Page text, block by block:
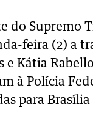
do Supremo
feira (2) a
e Kátia
à Polícia
para